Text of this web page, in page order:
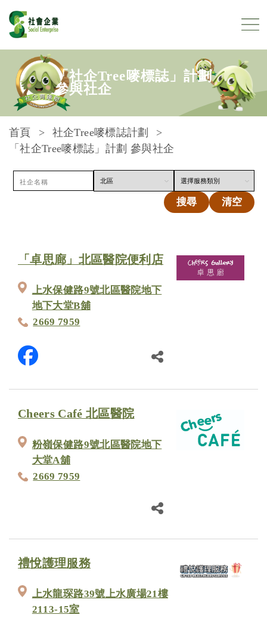
跳到內容
「社企Tree嘜標誌」計劃
參與社企
首頁
社企Tree嘜標誌計劃
「社企Tree嘜標誌」計劃 參與社企
搜尋 清空
「卓思廊」北區醫院便利店
上水保健路9號北區醫院地下
地下大堂B舖
2669 7959
Cheers Café 北區醫院
粉嶺保健路9號北區醫院地下
大堂A舖
2669 7959
禮悅護理服務
上水龍琛路39號上水廣場21樓
2113-15室